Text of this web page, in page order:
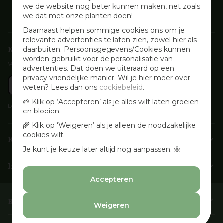
we de website nog beter kunnen maken, net zoals
we dat met onze planten doen!
Daarnaast helpen sommige cookies ons om je
relevante advertenties te laten zien, zowel hier als
daarbuiten. Persoonsgegevens/Cookies kunnen
worden gebruikt voor de personalisatie van
advertenties. Dat doen we uiteraard op een
privacy vriendelijke manier. Wil je hier meer over
weten? Lees dan ons cookiebeleid.
🌱 Klik op ‘Accepteren’ als je alles wilt laten groeien
en bloeien.
🌾 Klik op ‘Weigeren’ als je alleen de noodzakelijke
cookies wilt.
Je kunt je keuze later altijd nog aanpassen. 🌼
Accepteren
Weigeren
Nieuwsbrief aanmelden
Voor wekelijkse aanbiedingen, activiteiten en inspirerende tips
Lees onzePrivacyverklaring
Klantenservice
Info & openingstijden